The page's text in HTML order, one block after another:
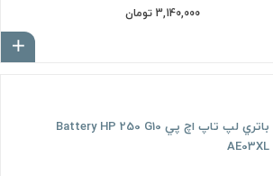
3,140,000 تومان
باتري لپ تاپ اچ پي Battery HP 250 G10
AE03XL